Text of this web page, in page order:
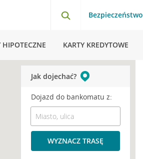
Bezpieczeństwo
HIPOTECZNE KARTY KREDYTOWE
Jak dojechać?
Dojazd do bankomatu z:
WYZNACZ TRASĘ